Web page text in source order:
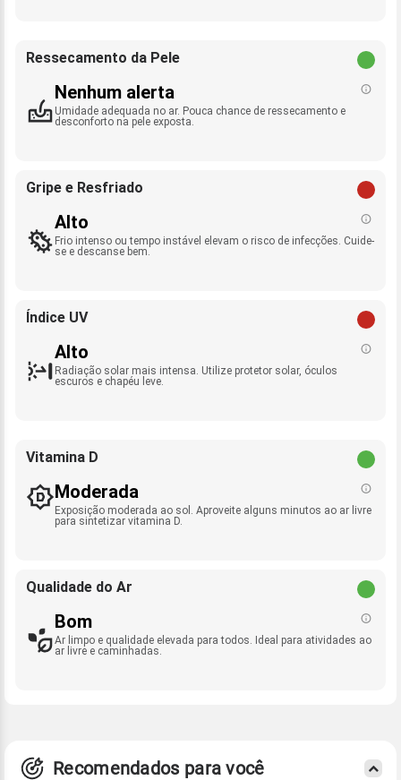
Ressecamento da Pele
Nenhum alerta
Umidade adequada no ar. Pouca chance de ressecamento e
desconforto na pele exposta.
Gripe e Resfriado
Alto
Frio intenso ou tempo instável elevam o risco de infecções. Cuide-
se e descanse bem.
Índice UV
Alto
Radiação solar mais intensa. Utilize protetor solar, óculos
escuros e chapéu leve.
Vitamina D
Moderada
Exposição moderada ao sol. Aproveite alguns minutos ao ar livre
para sintetizar vitamina D.
Qualidade do Ar
Bom
Ar limpo e qualidade elevada para todos. Ideal para atividades ao
ar livre e caminhadas.
Recomendados para você